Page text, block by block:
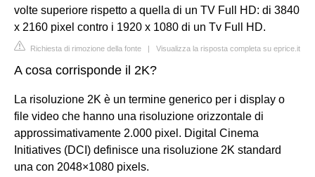
volte superiore rispetto a quella di un TV Full HD: di 3840
x 2160 pixel contro i 1920 x 1080 di un Tv Full HD.
Richiesta di rimozione della fonte | Visualizza la risposta completa su eprice.it
A cosa corrisponde il 2K?
La risoluzione 2K è un termine generico per i display o
file video che hanno una risoluzione orizzontale di
approssimativamente 2.000 pixel. Digital Cinema
Initiatives (DCI) definisce una risoluzione 2K standard
una con 2048×1080 pixels.